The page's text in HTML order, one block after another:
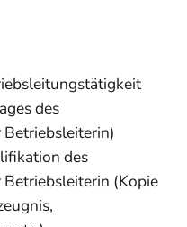
des
des
(Kopie